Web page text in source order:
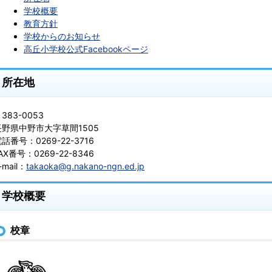
学校概要
教育方針
学校からのお知らせ
高丘小学校公式Facebookページ
所在地
383-0053
野県中野市大字草間1505
話番号：0269-22-3716
番号：0269-22-8346
： takaoka@g.nakano-ngn.ed.jp
学校概要
校章